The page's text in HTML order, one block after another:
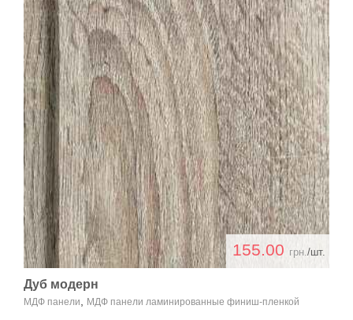
155.00 грн./шт.
Дуб модерн
МДФ панели МДФ панели ламинированные финиш-пленкой